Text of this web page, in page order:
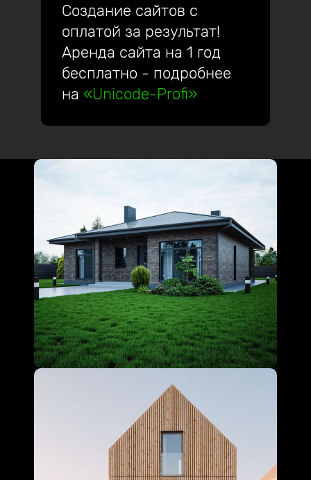
Создание сайтов с
оплатой за результат!
Аренда сайта на 1 год
бесплатно - подробнее
на «Unicode-Profi»